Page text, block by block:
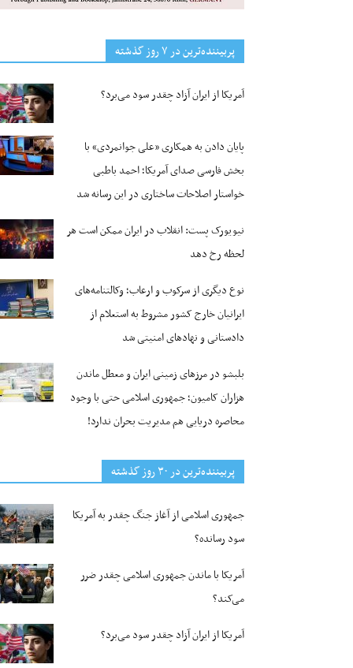
پربیننده‌ترین‌ در ۷ روز گذشته
آمریکا از ایران آزاد چقدر سود می‌برد؟
پایان دادن به همکاری «علی جوانمردی» با
بخش فارسی صدای آمریکا؛ احمد باطبی
خواستار اصلاحات ساختاری در این رسانه شد
نیویورک پست: انقلاب در ایران ممکن است هر
لحظه رخ دهد
نوع دیگری از سرکوب و ارعاب؛ وکالتنامه‌های
ایرانیان خارج کشور مشروط به استعلام از
دادستانی و نهادهای امنیتی شد
بلبشو در مرزهای زمینی ایران و معطل ماندن
هزاران کامیون؛ جمهوری اسلامی حتی با وجود
محاصره دریایی هم مدیریت بحران ندارد!
پربیننده‌ترین‌ در ۳۰ روز گذشته
جمهوری اسلامی از آغاز جنگ چقدر به آمریکا
سود رسانده؟
آمریکا با ماندن جمهوری اسلامی چقدر ضرر
می‌کند؟
آمریکا از ایران آزاد چقدر سود می‌برد؟